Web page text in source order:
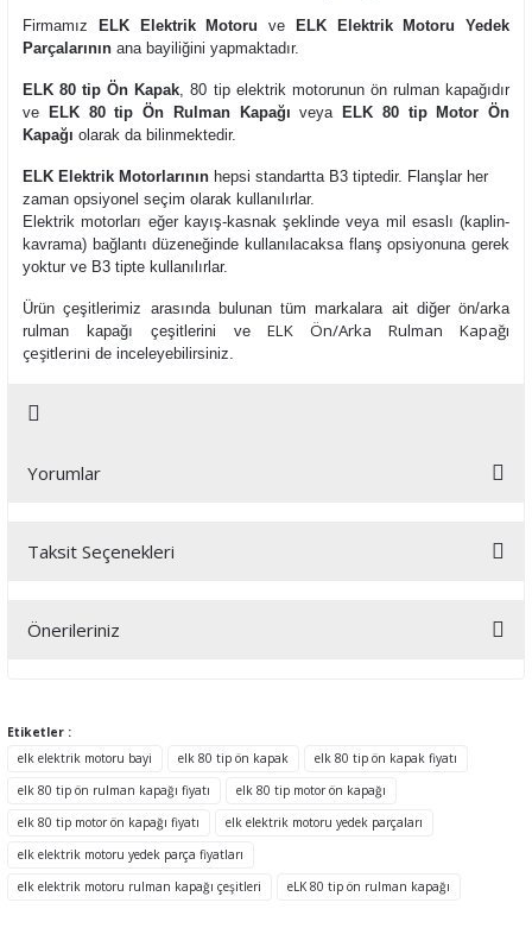
Firmamız ELK Elektrik Motoru ve
ELK Elektrik Motoru Yedek
Parçalarının ana bayiliğini yapmaktadır.
ELK 80 tip Ön Kapak, 80 tip elektrik motorunun ön rulman kapağıdır
ve
ELK 80 tip Ön Rulman Kapağı veya ELK 80 tip Motor Ön
Kapağı olarak da bilinmektedir.
ELK Elektrik Motorlarının hepsi standartta B3 tiptedir. Flanşlar her
zaman opsiyonel seçim olarak kullanılırlar.
Elektrik motorları eğer kayış-kasnak şeklinde veya mil esaslı (kaplin-
kavrama) bağlantı düzeneğinde kullanılacaksa flanş opsiyonuna gerek
yoktur ve B3 tipte kullanılırlar.
Ürün çeşitlerimiz arasında bulunan tüm markalara ait diğer ön/arka
rulman kapağı çeşitlerini veELK Ön/Arka Rulman Kapağı
çeşitlerini de inceleyebilirsiniz.
Yorumlar
Bu ürüne ilk yorumu siz yapın!
Taksit Seçenekleri
Önerileriniz
tarafımıza iletebilirsiniz.
Görüş ve önerileriniz için teşekkür ederiz.
Ürün açıklamasında eksik bilgiler bulunuyor.
Ürün bilgilerinde hatalar bulunuyor.
Etiketler :
elk elektrik motoru bayi
elk 80 tip ön kapak
elk 80 tip ön kapak fiyatı
elk 80 tip ön rulman kapağı fiyatı
elk 80 tip motor ön kapağı
elk 80 tip motor ön kapağı fiyatı
elk elektrik motoru yedek parçaları
elk elektrik motoru yedek parça fiyatları
elk elektrik motoru rulman kapağı çeşitleri
eLK 80 tip ön rulman kapağı